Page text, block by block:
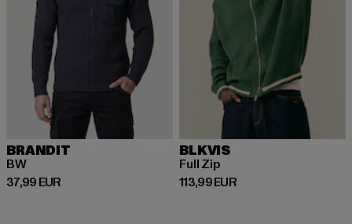
BRANDIT
BW
37,99 EUR
Derzeitiger Preis: 37,99 EUR
BLKVIS
Full Zip
113,99 EUR
Derzeitiger Preis: 113,99 EUR